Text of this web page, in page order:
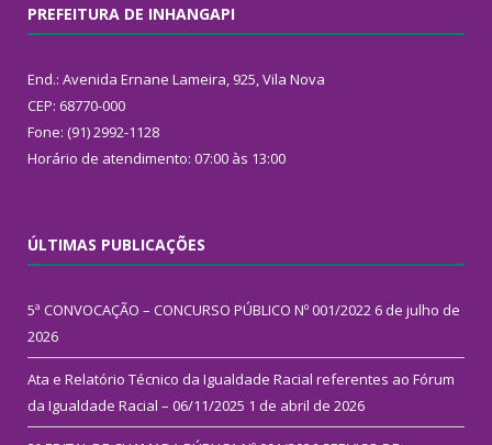
PREFEITURA DE INHANGAPI
End.: Avenida Ernane Lameira, 925, Vila Nova
CEP: 68770-000
Fone: (91) 2992-1128
Horário de atendimento: 07:00 às 13:00
ÚLTIMAS PUBLICAÇÕES
5ª CONVOCAÇÃO – CONCURSO PÚBLICO Nº 001/2022 6 de julho de
2026
Ata e Relatório Técnico da Igualdade Racial referentes ao Fórum
da Igualdade Racial – 06/11/2025 1 de abril de 2026